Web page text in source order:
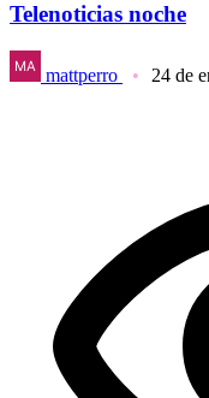
Telenoticias noche
mattperro 24 de